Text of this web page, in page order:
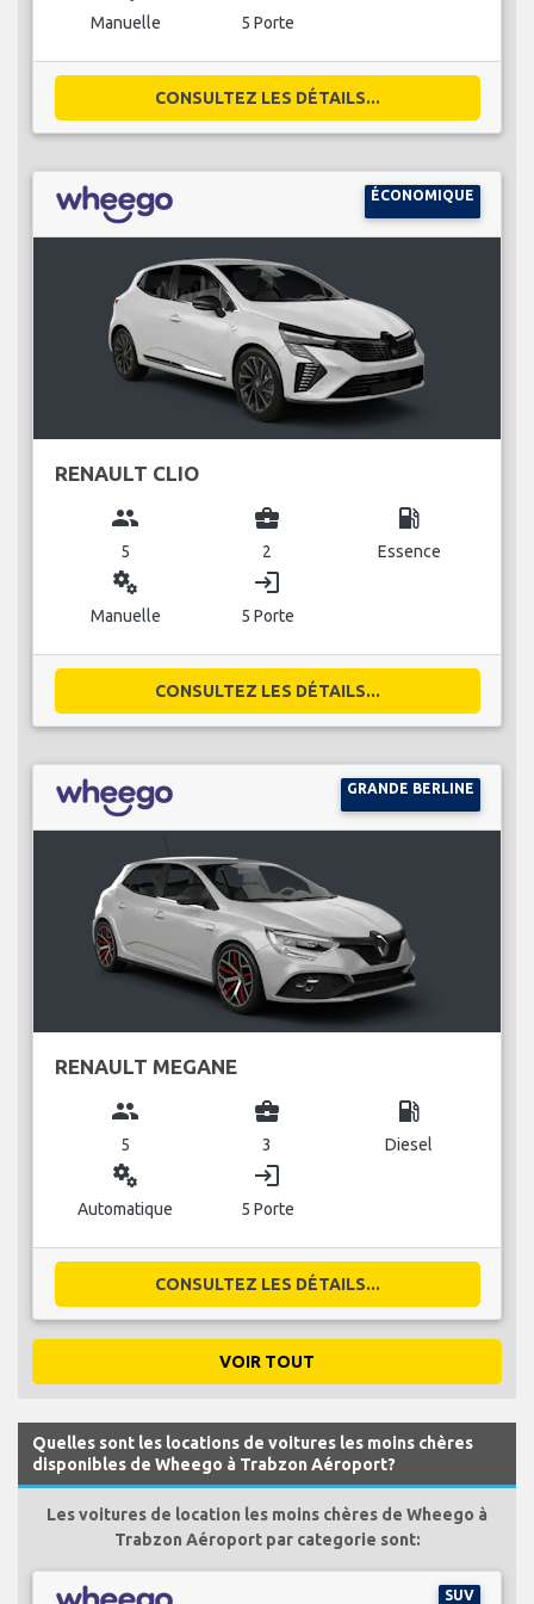
Manuelle 5 Porte
CONSULTEZ LES DÉTAILS...
ÉCONOMIQUE
RENAULT CLIO
group
5
business_center
2
local_gas_station
Essence
miscellaneous_services
Manuelle
login
5 Porte
CONSULTEZ LES DÉTAILS...
GRANDE BERLINE
RENAULT MEGANE
group
5
business_center
3
local_gas_station
Diesel
miscellaneous_services
Automatique
login
5 Porte
CONSULTEZ LES DÉTAILS...
VOIR TOUT
Quelles sont les locations de voitures les moins chères
disponibles de Wheego à Trabzon Aéroport?
Les voitures de location les moins chères de Wheego à
Trabzon Aéroport par categorie sont:
SUV